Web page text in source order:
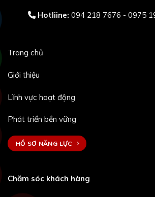
Hotliine: 094 218 7676 - 0975
Trang chủ
Giới thiệu
Lĩnh vực hoạt động
Phát triển bền vững
HỒ SƠ NĂNG LỰC
Chăm sóc khách hàng